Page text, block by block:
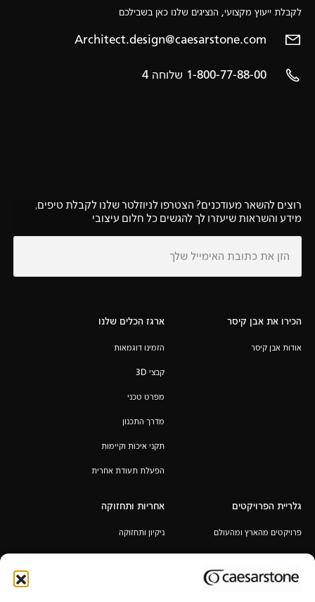
לקבלת ייעוץ מקצועי, הנציגים שלנו כאן בשבילכם
Architect.design@caesarstone.com
1-800-77-88-00 שלוחה 4
רוצים להשאר מעודכנים? הצטרפו לניוזלטר שלנו לקבלת טיפים,
מידע והשראות שיעזרו לך להגשים כל חלום עיצובי
הכירו את אבן קיסר
אודות אבן קיסר
ארגז הכלים שלנו
הזמינו דוגמאות
קבצי 3D
מפרט טכני
מדרך התכנון
תקני איכות וקיימות
הפעלת תעודת אחרית
גלריית הפרויקטים
פרויקטים מהארץ ומהעולם
אחריות ותחזוקה
ניקיון ותחזוקה
אחריות לכל החיים